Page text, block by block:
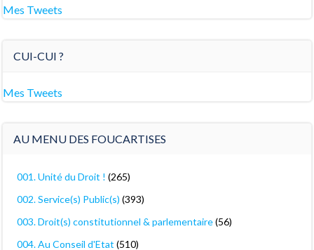
Mes Tweets
CUI-CUI ?
Mes Tweets
AU MENU DES FOUCARTISES
001. Unité du Droit ! (265)
002. Service(s) Public(s) (393)
003. Droit(s) constitutionnel & parlementaire(56)
004. Au Conseil d'Etat (510)